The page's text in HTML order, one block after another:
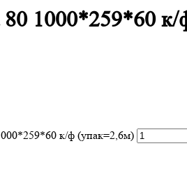
1000*259*60
к/ф (упак=2,6м)